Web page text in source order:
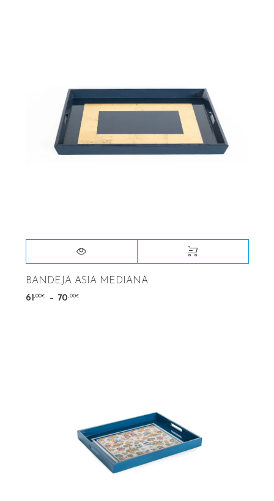
BANDEJA ASIA MEDIANA
61 ,00€ – 70 ,00€